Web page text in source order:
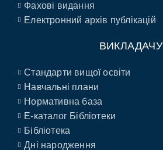
Фахові видання
Електронний архів публікацій
ВИКЛАДАЧУ
Стандарти вищої освіти
Навчальні плани
Нормативна база
E-каталог Бібліотеки
Бібліотека
Дні народження